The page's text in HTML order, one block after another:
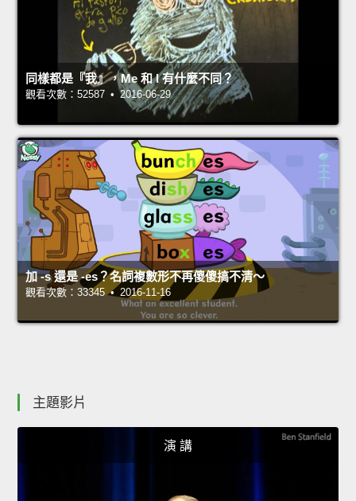
同樣都是『我』，Me 和 I 有什麼不同？
觀看次數：52587 • 2016-06-29
加 -s 還是 -es？名詞複數形不再傻傻搞不清～
觀看次數：33345 • 2016-11-16
主題影片
演 講